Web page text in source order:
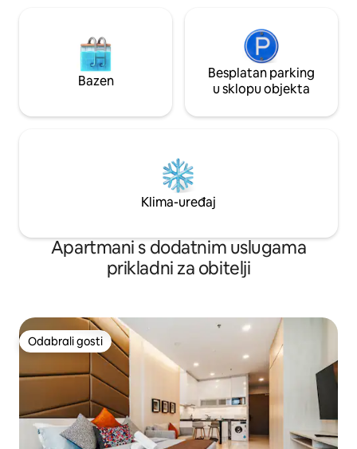
Bazen
Besplatan parking
u sklopu objekta
Klima-uređaj
Apartmani s dodatnim uslugama
prikladni za obitelji
Odabrali gosti
Odabrali gosti